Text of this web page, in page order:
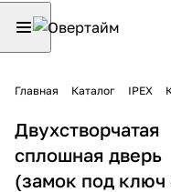
Главная Каталог IPEX
Двухстворчатая
сплошная дверь
(замок под ключ